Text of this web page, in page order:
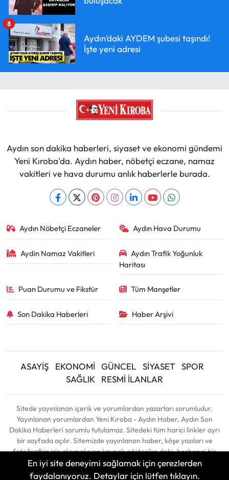
Aydın’daki AYDEM şubesi taşındı!
İşte yeni adresi
8
Aydın son dakika haberleri, siyaset ve ekonomi gündemi
Yeni Kıroba'da. Aydın haber, nöbetçi eczane, namaz
vakitleri ve hava durumu anlık haberlerle burada.
Aydın Nöbetçi Eczaneler Aydın Hava Durumu
Aydin Namaz Vakitleri
Aydın Trafik Yoğunluk
Haritası
Puan Durumu ve Fikstür Tüm Manşetler
Son Dakika Haberleri Haber Arşivi
ASAYİŞ EKONOMİ GÜNCEL SİYASET
SPOR
SAĞLIK
RESMİ İLANLAR
Sitede yayınlanan içerik ve yorumlardan yazarları sorumludur.
Yayınlanan yorumlardan Yeni Kıroba - Aydın Haber, Aydın Son
Dakika Haberleri sorumlu tutulamaz. Sitedeki tüm harici linkler ayrı
bir sayfada açılır. Sitemizde yayınlanan haber, köşe yazıları ve
fotoğraflar izin alınmaksızın kaynak gösterilse dahi, herhangi bir
ortamda kullanılamaz ve yayınlanamaz
En iyi site deneyimi sağlamak için çerezlerden
faydalanıyoruz. Detaylar için lütfen tıklayın.